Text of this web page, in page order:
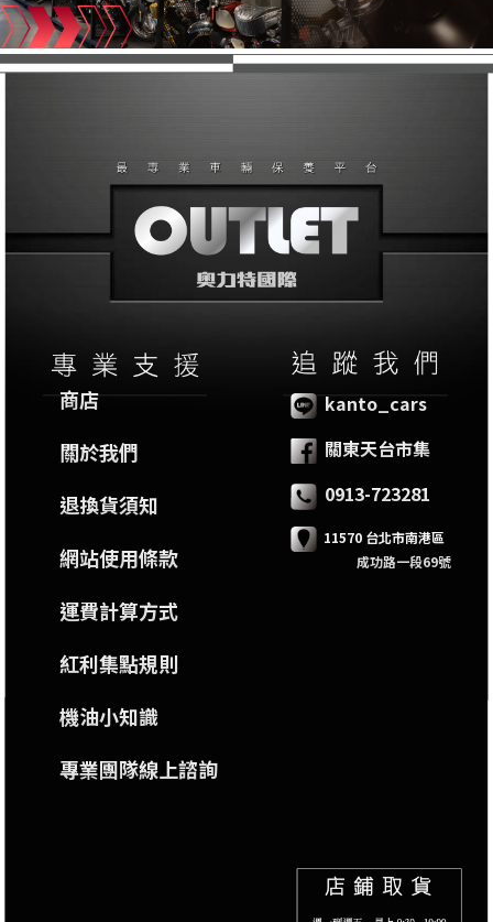
call
商店
關於我們
退換貨須知
網站使用條款
運費計算方式
紅利集點規則
機油小知識
專業團隊線上諮詢
kanto_cars
關東天台市集
0913-723281
11570 台北市南港區
成功路一段69號